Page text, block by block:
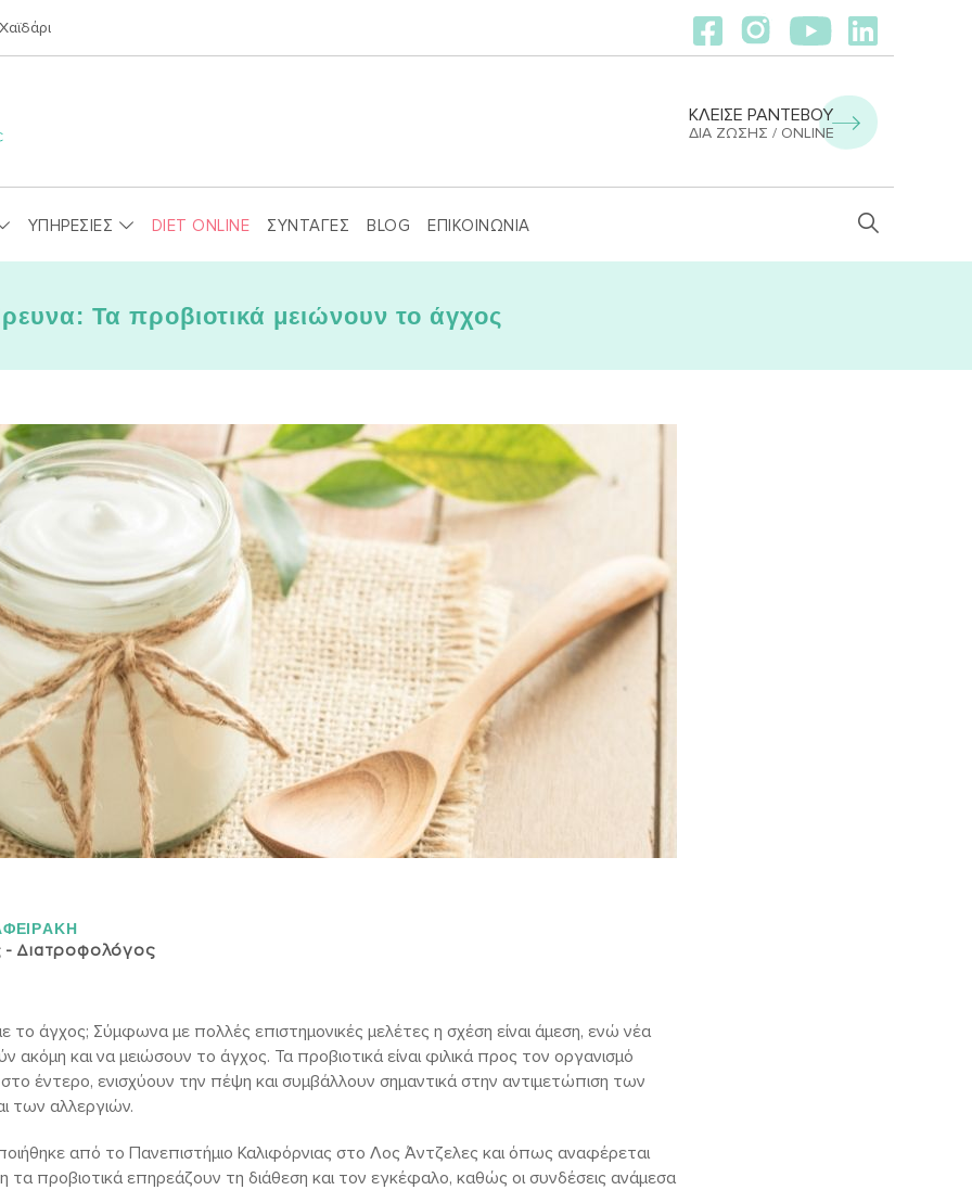
ΚΛΕΙΣΕ ΡΑΝΤΕΒΟΥ
ΔΙΑ ΖΏΣΗΣ / ONLINE
ΥΠΗΡΕΣΙΕΣ DIET ONLINE ΣΥΝΤΑΓΕΣ BLOG ΕΠΙΚΟΙΝΩΝΙΑ
Τα προβιοτικά μειώνουν το άγχος
- Διατροφολόγος
το άγχος; Σύμφωνα με πολλές επιστημονικές μελέτες η σχέση είναι άμεση, ενώ νέα
ακόμη και να μειώσουν το άγχος. Τα προβιοτικά είναι φιλικά προς τον οργανισμό
έντερο, ενισχύουν την πέψη και συμβάλλουν σημαντικά στην αντιμετώπιση των
των αλλεργιών.
από το Πανεπιστήμιο Καλιφόρνιας στο Λος Άντζελες και όπως αναφέρεται
τα προβιοτικά επηρεάζουν τη διάθεση και τον εγκέφαλο, καθώς οι συνδέσεις ανάμεσα